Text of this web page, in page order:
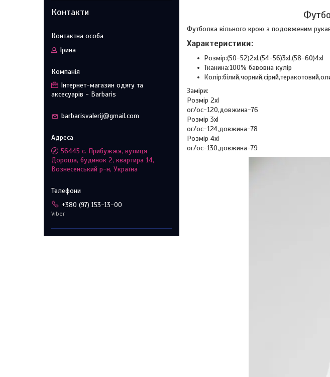
Футболка вільного крою з подовженим
Характеристики:
Розмір:(50-52)2xl,(54-56)3xl,(58-60)4xl
Тканина:100% бавовна кулір
Заміри:
Розмір 2xl
ог/ос-120,довжина-76
Розмір 3xl
ог/ос-124,довжина-78
Розмір 4xl
ог/ос-130,довжина-79
Контакти
Ірина
Інтернет-магазин одягу та
аксесуарів - Barbaris
barbarisvalerij@gmail.com
56445 с. Прибужжя, вулиця
Дороша, будинок 2, квартира 14,
Вознесенський р-н, Україна
+380 (97) 153-13-00
Viber